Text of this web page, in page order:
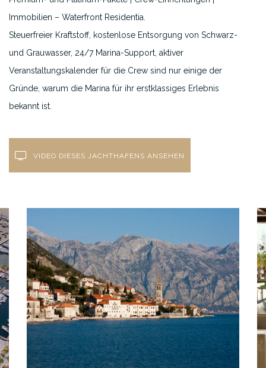
Immobilien – Waterfront Residentia.
Steuerfreier Kraftstoff, kostenlose Entsorgung von Schwarz-
und Grauwasser, 24/7 Marina-Support, aktiver
Veranstaltungskalender für die Crew sind nur einige der
Gründe, warum die Marina für ihr erstklassiges Erlebnis
bekannt ist.
VIDEO DIESES JACHTHAFENS ANSEHEN